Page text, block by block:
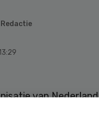
van Nederland